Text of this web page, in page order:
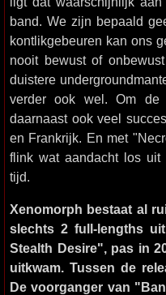
band. We zijn bepaald
kontlikgebeuren kan ons
nooit bewust of
duistere
verder ook wel. Om
daarnaast ook veel
en Frankrijk. En met
flink wat aandacht los uit
tijd.
Xenomorph bestaat al
slechts 2 full-lengths
Stealth Desire", pas in
uitkwam. Tussen de
De voorganger van